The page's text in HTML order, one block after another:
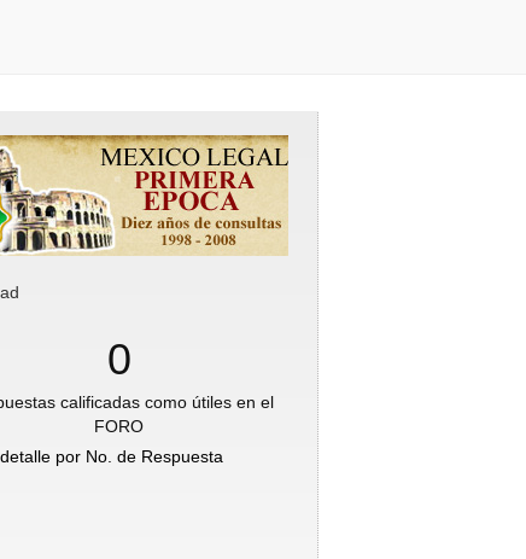
0
calificadas como útiles en el
FORO
por No. de Respuesta